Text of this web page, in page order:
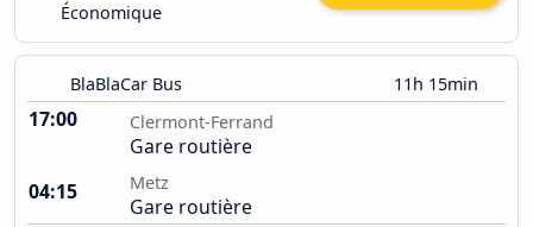
Économique
BlaBlaCar Bus 11h 15min
17:00 Clermont-Ferrand
Gare routière
04:15
Metz
Gare routière